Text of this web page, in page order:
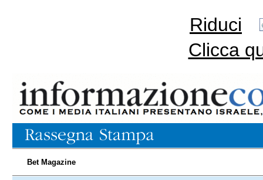
Riduci
Clicca
Bet Magazine